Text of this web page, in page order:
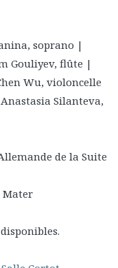
soprano |
Gouliyev, flûte |
Wu, violoncelle
Silanteva,
de la Suite
Mater